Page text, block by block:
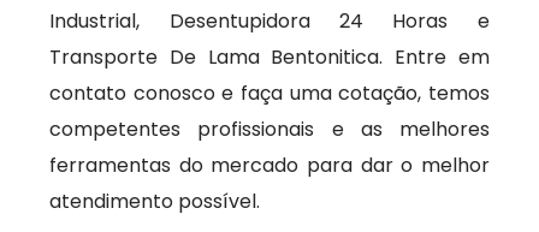
Industrial, Desentupidora 24 Horas e
Transporte De Lama Bentonitica. Entre em
contato conosco e faça uma cotação, temos
competentes profissionais e as melhores
ferramentas do mercado para dar o melhor
atendimento possível.